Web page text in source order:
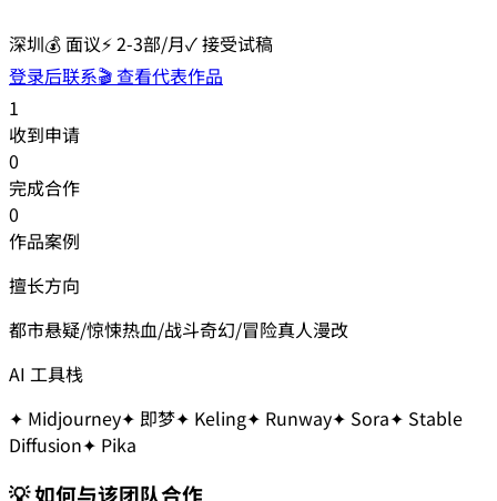
深圳💰 面议⚡2-3部/月✓ 接受试稿
登录后联系🎬 查看代表作品
1
收到申请
0
完成合作
0
作品案例
擅长方向
都市悬疑/惊悚热血/战斗奇幻/冒险真人漫改
AI 工具栈
✦ Midjourney✦ 即梦✦ Keling✦ Runway✦ Sora✦ Stable
Diffusion✦ Pika
💡 如何与该团队合作